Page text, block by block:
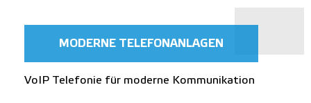
MODERNE TELEFONANLAGEN
VoIP Telefonie für moderne Kommunikation